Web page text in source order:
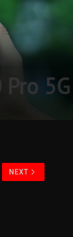
NEXT